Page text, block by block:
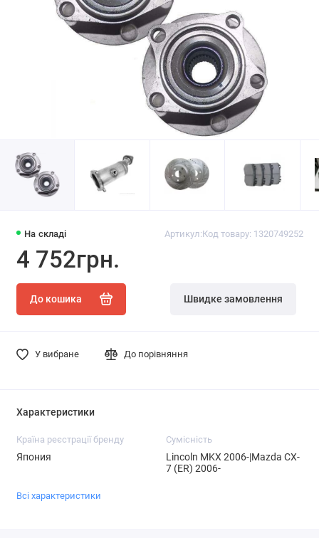
На складі Код товару: 1320749252
Артикул:
4 752грн.
До кошика Швидке замовлення
У вибране До порівняння
Характеристики
Країна реєстрації бренду
Япония
Сумісність
Lincoln MKX 2006-|Mazda CX-
7 (ER) 2006-
Всі характеристики